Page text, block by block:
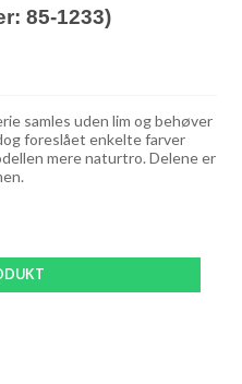
85-1233)
samles uden lim og behøver
foreslået enkelte farver
mere naturtro. Delene er